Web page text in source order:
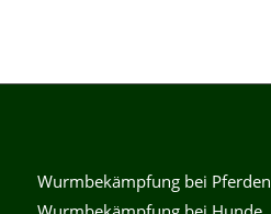
Wurmbekämpfung bei Pferden